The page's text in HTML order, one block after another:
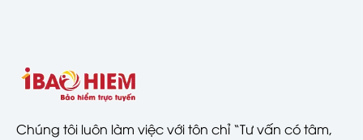
Chúng tôi luôn làm việc với tôn chỉ “Tư vấn có tâm,